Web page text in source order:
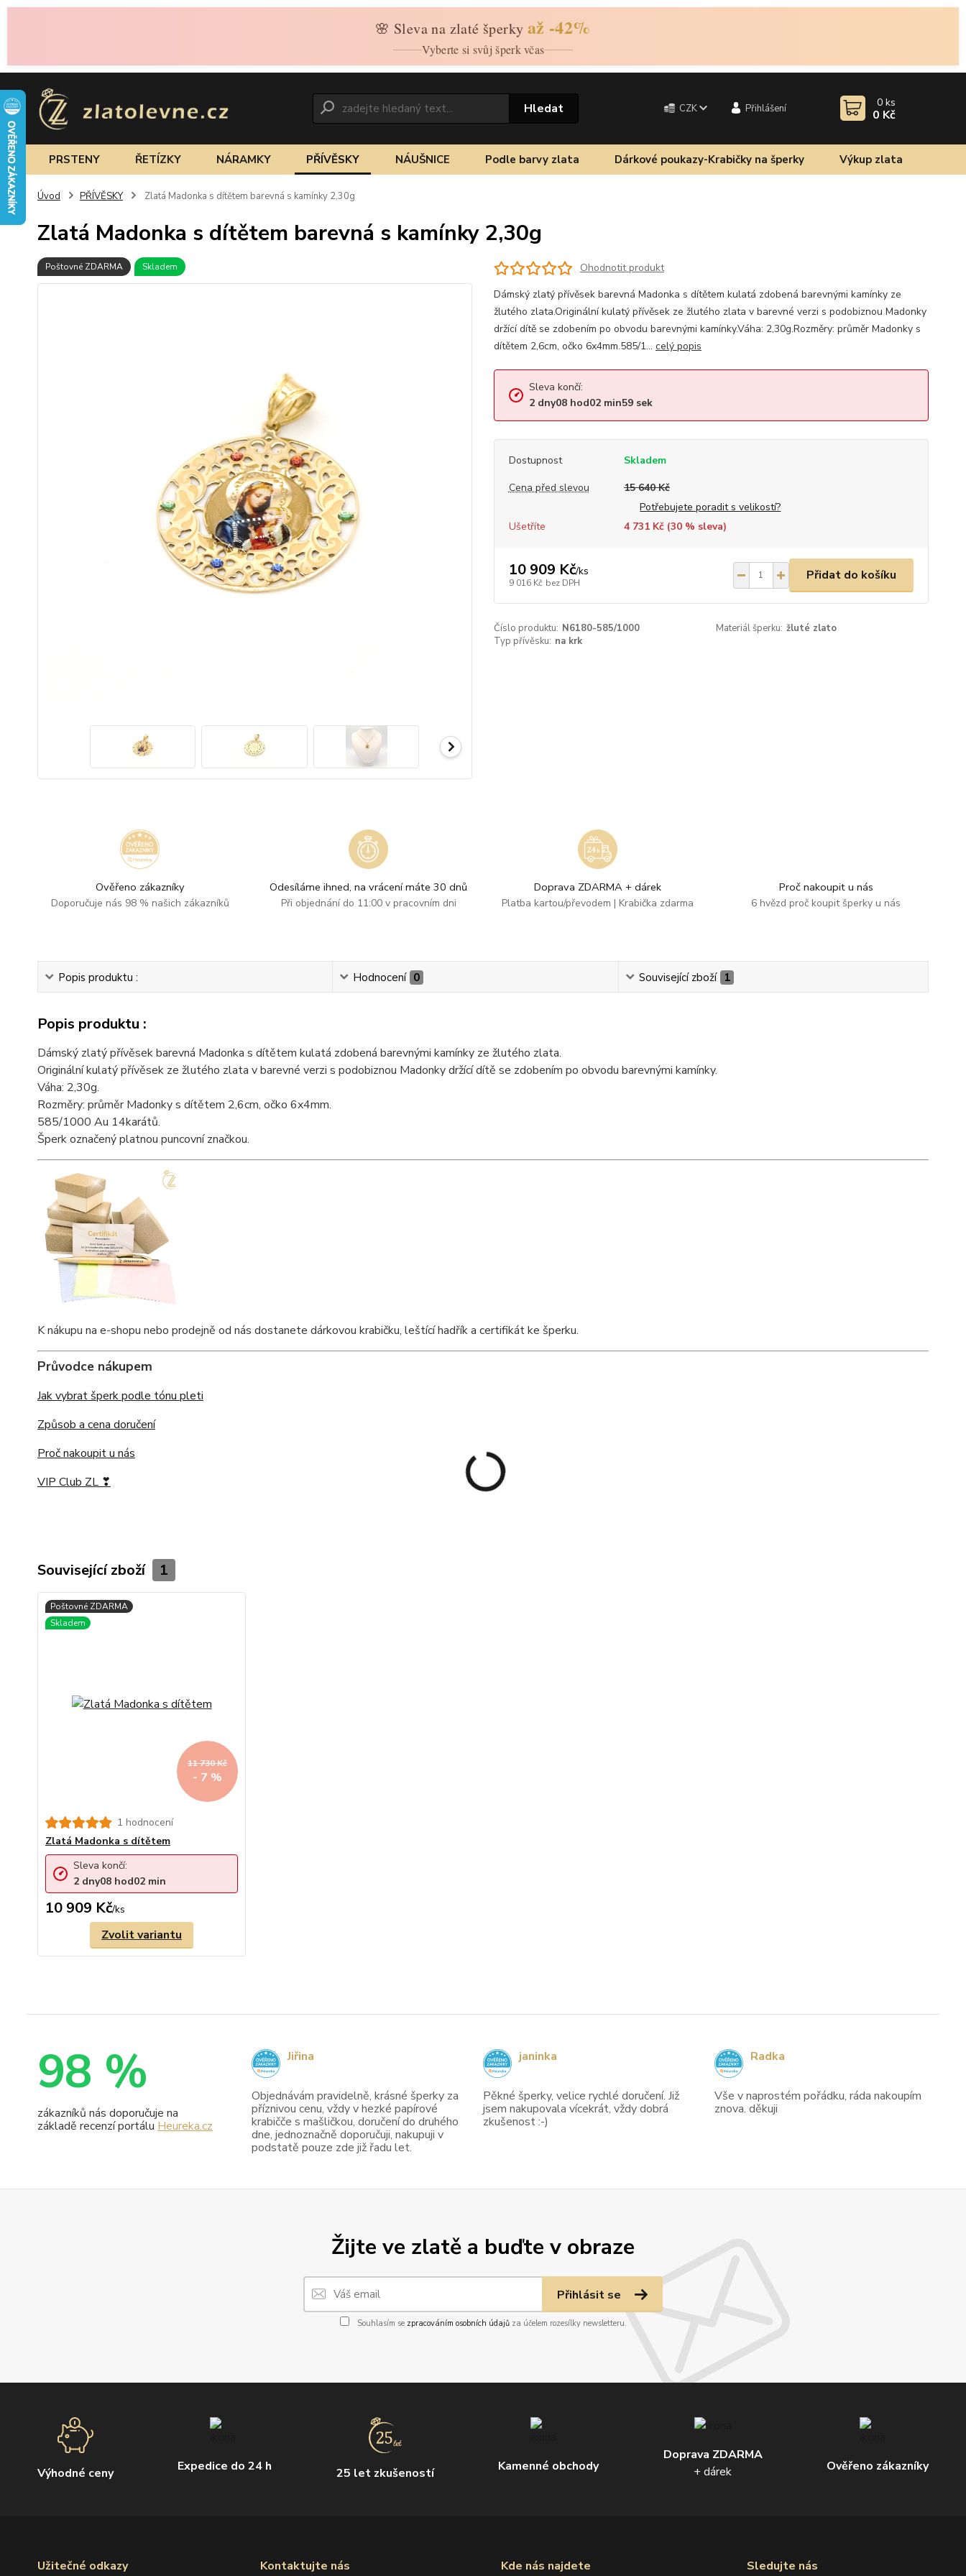
🌸 Sleva na zlaté šperky až -42%
Vyberte si svůj šperk včas
CZK Přihlášení
Hledat 0 ks
0 Kč
PRSTENY ŘETÍZKY NÁRAMKY PŘÍVĚSKY NÁUŠNICE Podle barvy zlata Dárkové poukazy-Krabičky na šperky Výkup zlata
Úvod PŘÍVĚSKY Zlatá Madonka s dítětem barevná s kamínky 2,30g
Zlatá Madonka s dítětem barevná s kamínky 2,30g
Poštovné ZDARMA Skladem
Ohodnotit produkt
Dámský zlatý přívěsek barevná Madonka s dítětem kulatá zdobená barevnými kamínky ze
žlutého zlata.Originální kulatý přívěsek ze žlutého zlata v barevné verzi s podobiznou Madonky
držící dítě se zdobením po obvodu barevnými kamínky.Váha: 2,30g.Rozměry: průměr Madonky s
dítětem 2,6cm, očko 6x4mm.585/1... celý popis
Sleva končí:
2 dny08hod02min59sek
Dostupnost
Skladem
Cena před slevou
15 640 Kč
Potřebujete poradit s velikostí?
Ušetříte
4 731 Kč (30% sleva)
10 909 Kč/ks
9 016 Kč bez DPH
Přidat do košíku
Číslo produktu: N6180-585/1000 Materiál šperku: žluté zlato
Typ přívěsku: na krk
Ověřeno zákazníky
Doporučuje nás 98 % našich zákazníků
Odesíláme ihned, na vrácení máte 30 dnů
Při objednání do 11:00 v pracovním dni
Doprava ZDARMA + dárek
Platba kartou/převodem | Krabička zdarma
Proč nakoupit u nás
6 hvězd proč koupit šperky u nás
Popis produktu : Hodnocení 0 Související zboží 1
Popis produktu :
Dámský zlatý přívěsek barevná Madonka s dítětem kulatá zdobená barevnými kamínky ze žlutého zlata.
Originální kulatý přívěsek ze žlutého zlata v barevné verzi s podobiznou Madonky držící dítě se zdobením po obvodu barevnými kamínky.
Váha: 2,30g.
Rozměry: průměr Madonky s dítětem 2,6cm, očko 6x4mm.
585/1000 Au 14karátů.
Šperk označený platnou puncovní značkou.
K nákupu na e-shopu nebo prodejně od nás dostanete dárkovou krabičku, leštící hadřík a certifikát ke šperku.
Průvodce nákupem
Jak vybrat šperk podle tónu pleti
Způsob a cena doručení
Proč nakoupit u nás
VIP Club ZL ❣
Související zboží 1
11 730 Kč
- 7 %
1 hodnocení
Zlatá Madonka s dítětem
10 909 Kč/ks
Sleva končí:
2 dny08 hod02 min
Zvolit variantu
Žijte ve zlatě a buďte v obraze
Přihlásit se
Souhlasím se zpracováním osobních údajůza účelem rozesílky newsletteru.
Výhodné ceny Expedice do 24 h 25 let zkušeností Kamenné obchody
Doprava ZDARMA
+ dárek
Ověřeno zákazníky
Užitečné odkazy Kde nás najdete Sledujte nás
Kontaktujte nás
98 %
zákazníků nás doporučuje na
základě recenzí portálu Heureka.cz
Objednávám pravidelně, krásné šperky za
příznivou cenu, vždy v hezké papírové
krabičče s mašličkou, doručení do druhého
dne, jednoznačně doporučuji, nakupuji v
podstatě pouze zde již řadu let.
Jiřina
Pěkné šperky, velice rychlé doručení. Již
jsem nakupovala vícekrát, vždy dobrá
zkušenost :-)
janinka
Vše v naprostém pořádku, ráda nakoupím
znova. děkuji
Radka